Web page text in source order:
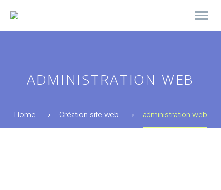
ADMINISTRATION WEB
Home Création site web administration web